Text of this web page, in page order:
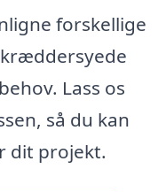
forskellige
Lass os
så du kan
dit projekt.